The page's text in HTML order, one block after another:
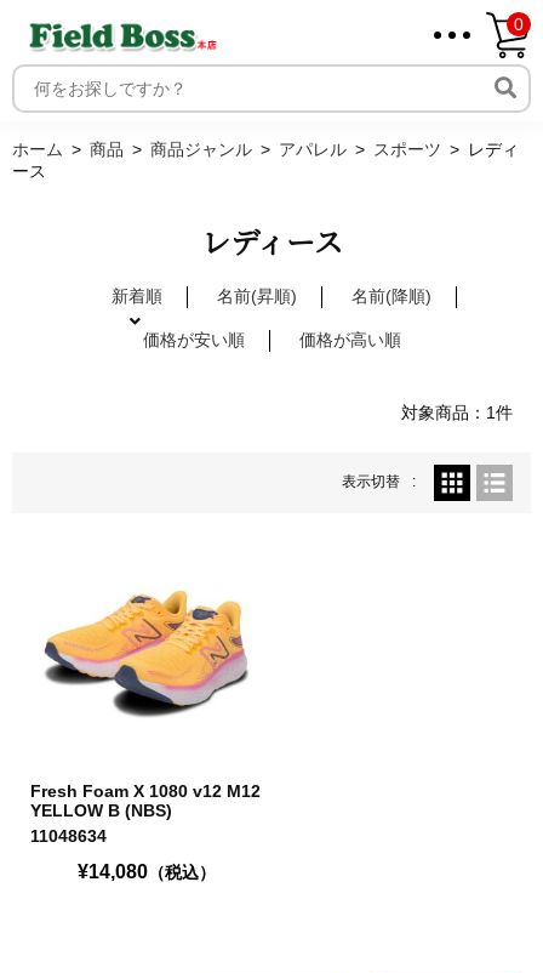
ホーム
ご利用案内
0
ホーム 商品 商品ジャンル アパレル スポーツ
レディ
ース
レディース
新着順 名前(昇順) 名前(降順)
価格が安い順 価格が高い順
対象商品：1件
表示切替
Fresh Foam X 1080 v12 M12
YELLOW B (NBS)
11048634
¥14,080（税込）